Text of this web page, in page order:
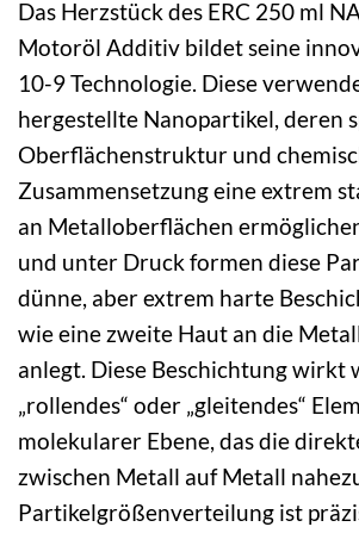
Das Herzstück des ERC 250 ml
Motoröl Additiv bildet seine
10-9 Technologie. Diese
hergestellte Nanopartikel, deren
Oberflächenstruktur und
Zusammensetzung eine extrem
an Metalloberflächen
und unter Druck formen diese
dünne, aber extrem harte
wie eine zweite Haut an die
anlegt. Diese Beschichtung wirkt
„rollendes“ oder „gleitendes“
molekularer Ebene, das die
zwischen Metall auf Metall
Partikelgrößenverteilung ist